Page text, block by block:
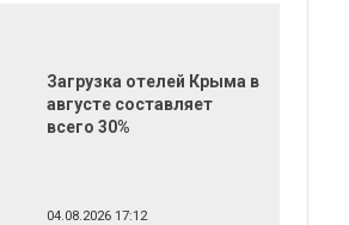
Загрузка отелей Крыма в
августе составляет
всего 30%
04.08.2026 17:12